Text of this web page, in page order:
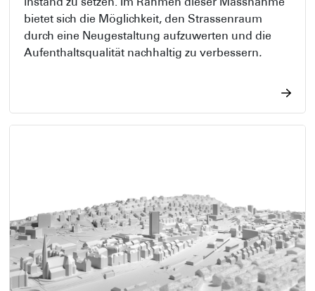
bietet sich die Möglichkeit, den Strassenraum
durch eine Neugestaltung aufzuwerten und die
Aufenthaltsqualität nachhaltig zu verbessern.